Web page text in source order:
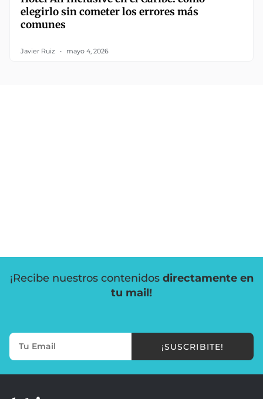
elegirlo sin cometer los errores más
comunes
Javier Ruiz mayo 4, 2026
¡Recibe nuestros contenidos directamente en
tu mail!
¡SUSCRIBITE!